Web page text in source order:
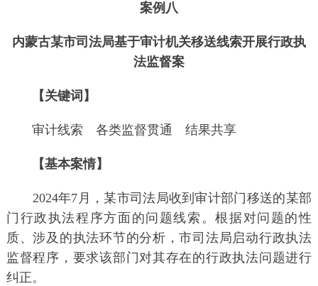
案例八
内蒙古某市司法局基于审计机关移送线索开展行政执
法监督案
【关键词】
审计线索 各类监督贯通 结果共享
【基本案情】
2024年7月，某市司法局收到审计部门移送的某部
门行政执法程序方面的问题线索。根据对问题的性
质、涉及的执法环节的分析，市司法局启动行政执法
监督程序，要求该部门对其存在的行政执法问题进行
纠正。